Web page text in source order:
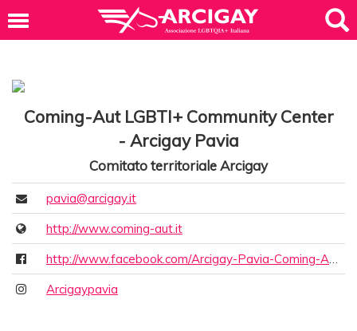
Coming-Aut LGBTI+ Community Center
- Arcigay Pavia
Comitato territoriale Arcigay
pavia@arcigay.it
http://www.coming-aut.it
http://www.facebook.com/Arcigay-Pavia-Coming-Aut-292389862621/
Arcigaypavia